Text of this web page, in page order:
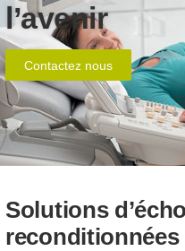
l’avenir
Contactez nous
Solutions
reconditionnées